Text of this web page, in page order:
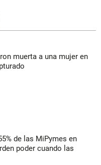
muerta a una mujer en
de las MiPymes en
poder cuando las